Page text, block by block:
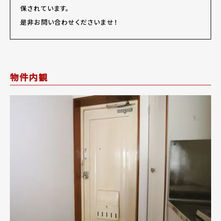
保されています。
是非お問い合わせくださいませ！
物件内観